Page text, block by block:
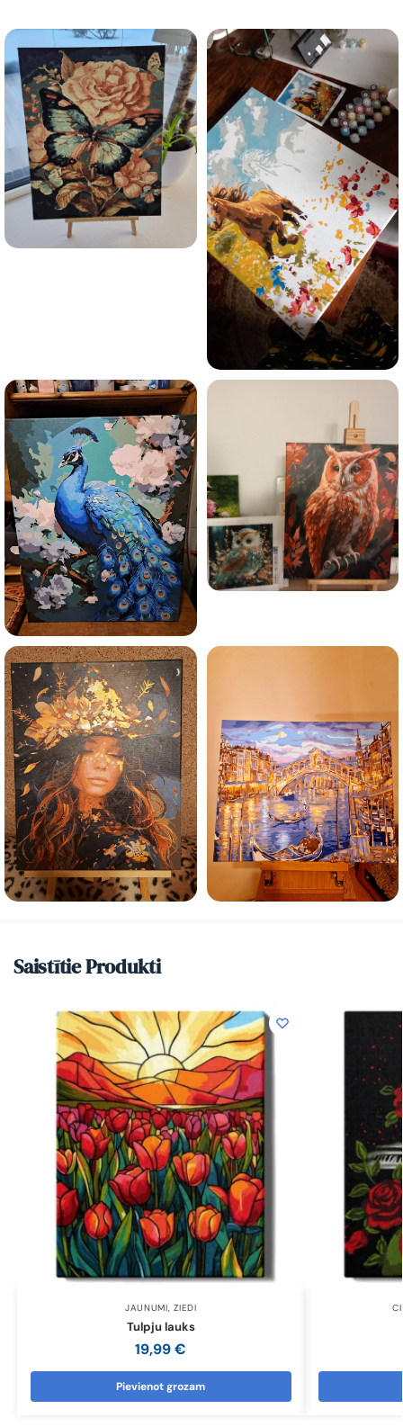
Saistītie Produkti
JAUNUMI,ZIEDI
Tulpju lauks
19,99€
Pievienot grozam